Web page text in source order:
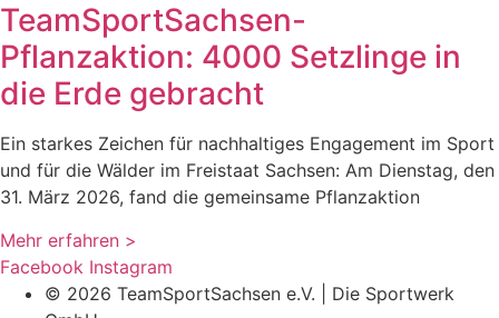
TeamSportSachsen-
Pflanzaktion: 4000 Setzlinge in
die Erde gebracht
Ein starkes Zeichen für nachhaltiges Engagement im Sport
und für die Wälder im Freistaat Sachsen: Am Dienstag, den
31. März 2026, fand die gemeinsame Pflanzaktion
Mehr erfahren >
Facebook Instagram
© 2026 TeamSportSachsen e.V. | Die Sportwerk